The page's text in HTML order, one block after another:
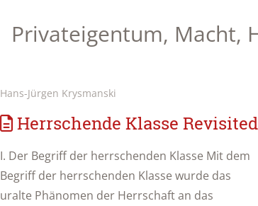
Privateigentum, Macht,
Hans-Jürgen Krysmanski
Herrschende Klasse Revisited
I. Der Begriff der herrschenden Klasse Mit dem
Begriff der herrschenden Klasse wurde das
uralte Phänomen der Herrschaft an das